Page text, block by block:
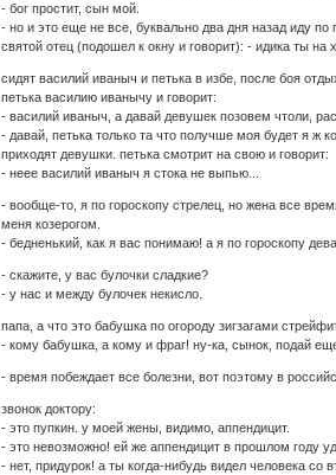
- бог простит, сын мой.
- но и это еще не все, буквально два дня назад иду
святой отец (подошел к окну и говорит): - идика ты
сидят василий иваныч и петька в избе, после боя
петька василию иванычу и говорит:
- василий иваныч, а давай девушек позовем чтоли,
- давай, петька только та что получше моя будет я ж
приходят девушки. петька смотрит на свою и говорит:
- неее василий иваныч я стока не выпью...
- вообще-то, я по гороскопу стрелец, но жена все
меня козерогом.
- бедненький, как я вас понимаю! а я по гороскопу
- скажите, у вас булочки сладкие?
- у нас и между булочек некисло.
папа, а что это бабушка по огороду зигзагами
- кому бабушка, а кому и фраг! ну-ка, сынок, подай
- время побеждает все болезни, вот поэтому в
звонок доктору:
- это пупкин. у моей жены, видимо, аппендицит.
- это невозможно! ей же аппендицит в прошлом году
- нет, придурок! а ты когда-нибудь видел человека со